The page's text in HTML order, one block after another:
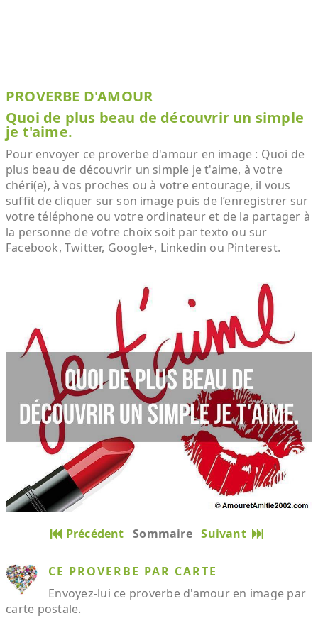
PROVERBE D'AMOUR
Quoi de plus beau de découvrir un simple
je t'aime.
Pour envoyer ce proverbe d'amour en image : Quoi de
plus beau de découvrir un simple je t'aime, à votre
chéri(e), à vos proches ou à votre entourage, il vous
suffit de cliquer sur son image puis de l’enregistrer sur
votre téléphone ou votre ordinateur et de la partager à
la personne de votre choix soit par texto ou sur
Facebook, Twitter, Google+, Linkedin ou Pinterest.
Précédent Sommaire Suivant
CE PROVERBE PAR CARTE
Envoyez-lui ce proverbe d'amour en image par
carte postale.